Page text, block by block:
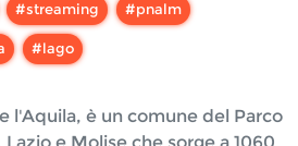
#streaming #pnalm
#lago
l'Aquila, è un comune del Parco